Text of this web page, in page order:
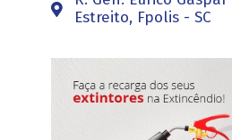
Estreito, Fpolis - SC